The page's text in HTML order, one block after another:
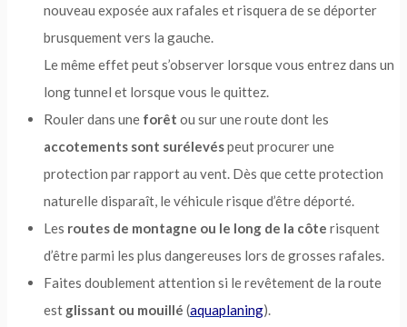
nouveau exposée aux rafales et risquera de se déporter
brusquement vers la gauche.
Le même effet peut s’observer lorsque vous entrez dans un
long tunnel et lorsque vous le quittez.
Rouler dans une forêt ou sur une route dont les
accotements sont surélevéspeut procurer une
protection par rapport au vent. Dès que cette protection
naturelle disparaît, le véhicule risque d’être déporté.
Les routes de montagne ou le long de la côte risquent
d’être parmi les plus dangereuses lors de grosses rafales.
Faites doublement attention si le revêtement de la route
est glissant ou mouillé (aquaplaning).